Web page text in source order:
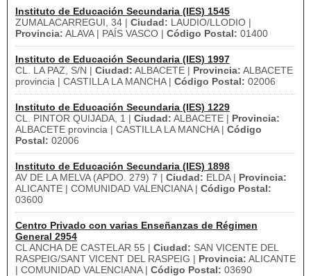
Instituto de Educación Secundaria (IES) 1545
ZUMALACARREGUI, 34 | Ciudad: LAUDIO/LLODIO |
Provincia: ALAVA | PAÍS VASCO | Código Postal: 01400
Instituto de Educación Secundaria (IES) 1997
CL. LA PAZ, S/N | Ciudad: ALBACETE | Provincia: ALBACETE
provincia | CASTILLA LA MANCHA | Código Postal: 02006
Instituto de Educación Secundaria (IES) 1229
CL. PINTOR QUIJADA, 1 | Ciudad: ALBACETE | Provincia:
ALBACETE provincia | CASTILLA LA MANCHA | Código
Postal: 02006
Instituto de Educación Secundaria (IES) 1898
AV DE LA MELVA (APDO. 279) 7 | Ciudad: ELDA | Provincia:
ALICANTE | COMUNIDAD VALENCIANA | Código Postal:
03600
Centro Privado con varias Enseñanzas de Régimen
General 2954
CL ANCHA DE CASTELAR 55 | Ciudad: SAN VICENTE DEL
RASPEIG/SANT VICENT DEL RASPEIG | Provincia: ALICANTE
| COMUNIDAD VALENCIANA | Código Postal: 03690